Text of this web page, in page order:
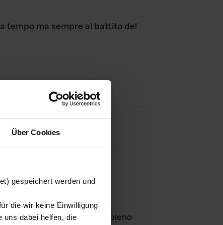
Über Cookies
gespeichert werden und
die wir keine Einwilligung
uns dabei helfen, die
tempo ma sempre al battito del
GmbH e rimangono in pieno